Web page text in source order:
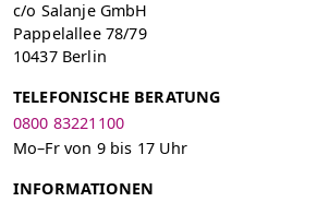
c/o Salanje GmbH
Pappelallee 78/79
10437 Berlin
TELEFONISCHE BERATUNG
0800 83221100
Mo–Fr von 9 bis 17 Uhr
INFORMATIONEN